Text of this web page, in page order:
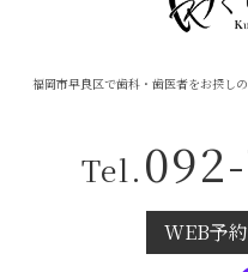
福岡市早良区で歯科・歯医者をお探
Tel.
WEB予約